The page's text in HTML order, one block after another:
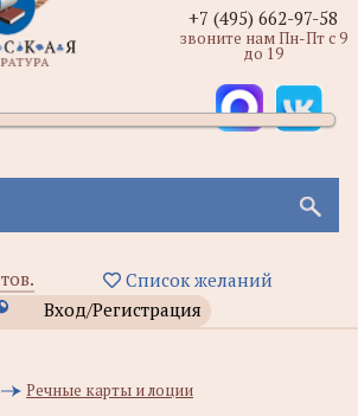
тов.
Список желаний
Вход/Регистрация
+7 (495) 662-97-58
звоните нам Пн-Пт с 9
до 19
Речные карты и лоции